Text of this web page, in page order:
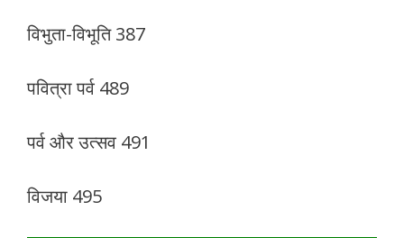
विभुता-विभूति 387
पवित्रा पर्व 489
पर्व और उत्सव 491
विजया 495